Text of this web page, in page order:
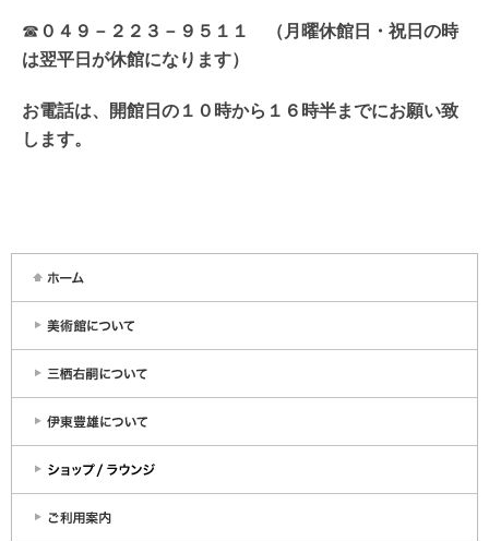
☎ ０４９－２２３－９５１１ （月曜休館日・祝日の時
は翌平日が休館になります）
お電話は、開館日の１０時から１６時半までにお願い致
します。